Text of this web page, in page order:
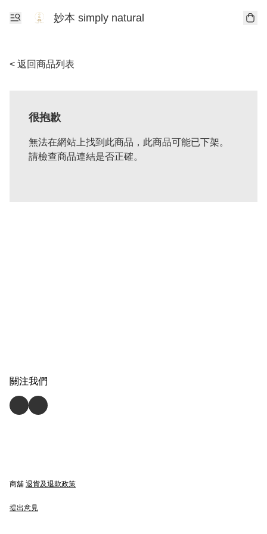
妙本 simply natural
< 返回商品列表
很抱歉
無法在網站上找到此商品，此商品可能已下架。
請檢查商品連結是否正確。
關注我們
商舖 退貨及退款政策
提出意見